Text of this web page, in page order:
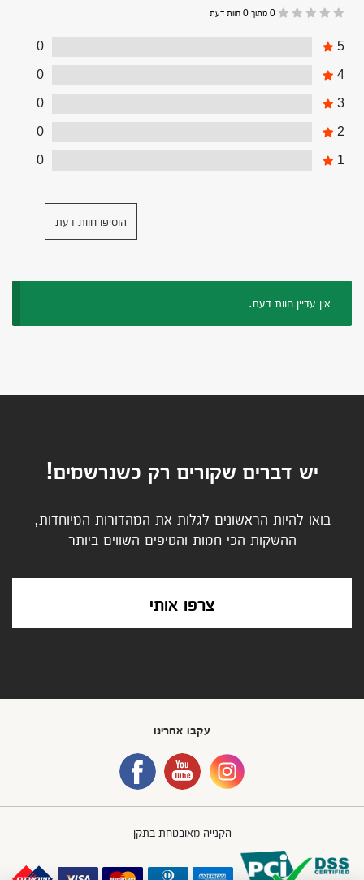
5
0
4
0
3
0
2
0
1
0
הוסיפו חוות דעת
אין עדיין חוות דעת.
יש דברים שקורים רק כשנרשמים!
בואו להיות הראשונים לגלות את המהדורות המיוחדות,
ההשקות הכי חמות והטיפים השווים ביותר
צרפו אותי
עקבו אחרינו
הקנייה מאובטחת בתקן